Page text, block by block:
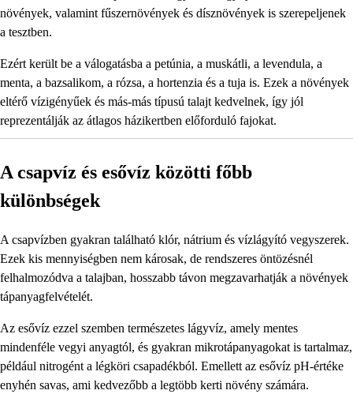
növények, valamint fűszernövények és dísznövények is szerepeljenek
a tesztben.
Ezért került be a válogatásba a petúnia, a muskátli, a levendula, a
menta, a bazsalikom, a rózsa, a hortenzia és a tuja is. Ezek a növények
eltérő vízigényűek és más-más típusú talajt kedvelnek, így jól
reprezentálják az átlagos házikertben előforduló fajokat.
A csapvíz és esővíz közötti főbb
különbségek
A csapvízben gyakran található klór, nátrium és vízlágyító vegyszerek.
Ezek kis mennyiségben nem károsak, de rendszeres öntözésnél
felhalmozódva a talajban, hosszabb távon megzavarhatják a növények
tápanyagfelvételét.
Az esővíz ezzel szemben természetes lágyvíz, amely mentes
mindenféle vegyi anyagtól, és gyakran mikrotápanyagokat is tartalmaz,
például nitrogént a légköri csapadékból. Emellett az esővíz pH-értéke
enyhén savas, ami kedvezőbb a legtöbb kerti növény számára.